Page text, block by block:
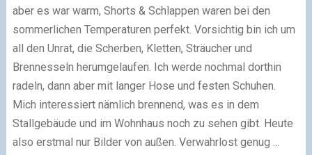
aber es war warm, Shorts & Schlappen waren bei den
sommerlichen Temperaturen perfekt. Vorsichtig bin ich um
all den Unrat, die Scherben, Kletten, Sträucher und
Brennesseln herumgelaufen. Ich werde nochmal dorthin
radeln, dann aber mit langer Hose und festen Schuhen.
Mich interessiert nämlich brennend, was es in dem
Stallgebäude und im Wohnhaus noch zu sehen gibt. Heute
also erstmal nur Bilder von außen. Verwahrlost genug ...